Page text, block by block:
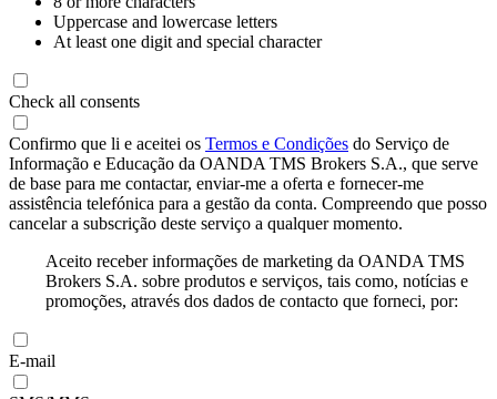
Uppercase and lowercase letters
At least one digit and special character
Check all consents
Confirmo que li e aceitei os Termos e Condições do Serviço de
Informação e Educação da OANDA TMS Brokers S.A., que serve
de base para me contactar, enviar-me a oferta e fornecer-me
assistência telefónica para a gestão da conta. Compreendo que posso
cancelar a subscrição deste serviço a qualquer momento.
Aceito receber informações de marketing da OANDA TMS
Brokers S.A. sobre produtos e serviços, tais como, notícias e
promoções, através dos dados de contacto que forneci, por:
E-mail